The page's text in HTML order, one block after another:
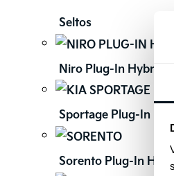
Seltos
Niro Plug-In Hybrid
Sportage Plug-In
Sorento Plug-In